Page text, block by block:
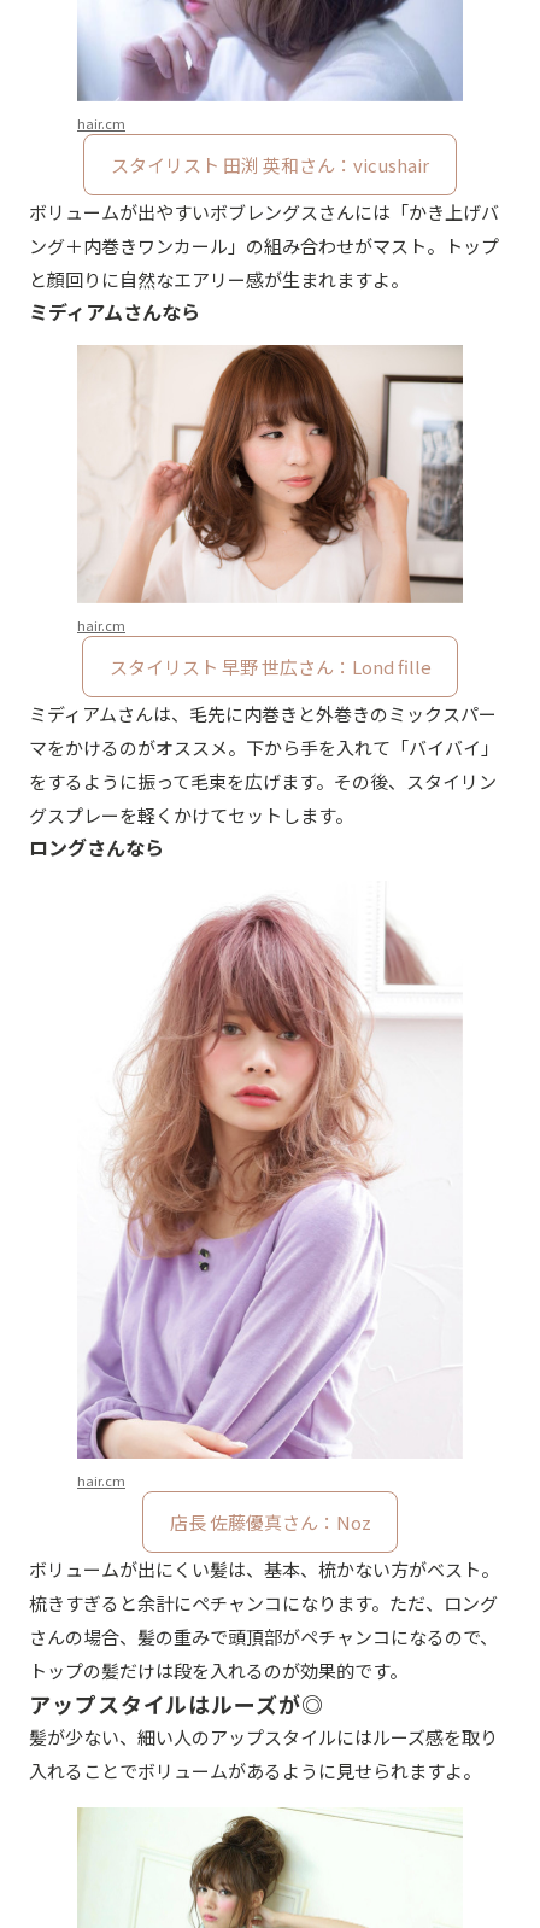
hair.cm
スタイリスト 田渕 英和さん：vicushair
ボリュームが出やすいボブレングスさんには「かき上げバ
ング＋内巻きワンカール」の組み合わせがマスト。トップ
と顔回りに自然なエアリー感が生まれますよ。
ミディアムさんなら
hair.cm
スタイリスト 早野 世広さん：Lond fille
ミディアムさんは、毛先に内巻きと外巻きのミックスパー
マをかけるのがオススメ。下から手を入れて「バイバイ」
をするように振って毛束を広げます。その後、スタイリン
グスプレーを軽くかけてセットします。
ロングさんなら
hair.cm
店長 佐藤優真さん：Noz
ボリュームが出にくい髪は、基本、梳かない方がベスト。
梳きすぎると余計にペチャンコになります。ただ、ロング
さんの場合、髪の重みで頭頂部がペチャンコになるので、
トップの髪だけは段を入れるのが効果的です。
アップスタイルはルーズが◎
髪が少ない、細い人のアップスタイルにはルーズ感を取り
入れることでボリュームがあるように見せられますよ。